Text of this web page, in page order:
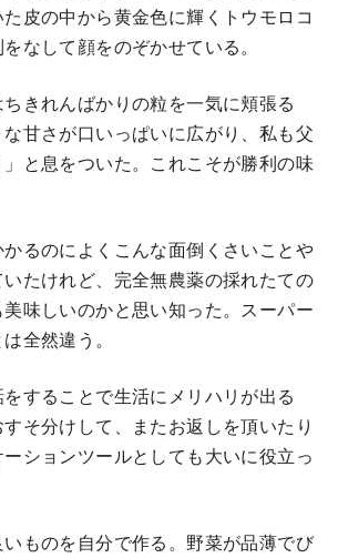
皮の中から黄金色に輝くトウモロコ
なして顔をのぞかせている。
きれんばかりの粒を一気に頬張る
甘さが口いっぱいに広がり、私も父
と息をついた。これこそが勝利の味
るのによくこんな面倒くさいことや
たけれど、完全無農薬の採れたての
味しいのかと思い知った。スーパー
全然違う。
することで生活にメリハリが出る
そ分けして、またお返しを頂いたり
ションツールとしても大いに役立っ
ものを自分で作る。野菜が品薄でび